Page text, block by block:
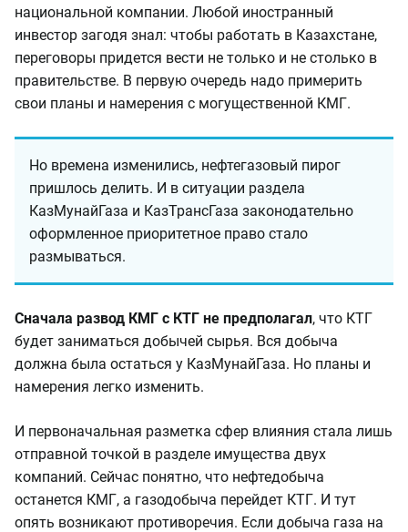
национальной компании. Любой иностранный
инвестор загодя знал: чтобы работать в Казахстане,
переговоры придется вести не только и не столько в
правительстве. В первую очередь надо примерить
свои планы и намерения с могущественной КМГ.
Но времена изменились, нефтегазовый пирог
пришлось делить. И в ситуации раздела
КазМунайГаза и КазТрансГаза законодательно
оформленное приоритетное право стало
размываться.
Сначала развод КМГ с КТГ не предполагал, что КТГ
будет заниматься добычей сырья. Вся добыча
должна была остаться у КазМунайГаза. Но планы и
намерения легко изменить.
И первоначальная разметка сфер влияния стала лишь
отправной точкой в разделе имущества двух
компаний. Сейчас понятно, что нефтедобыча
останется КМГ, а газодобыча перейдет КТГ. И тут
опять возникают противоречия. Если добыча газа на